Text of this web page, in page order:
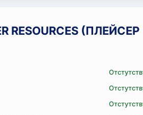
RESOURCES (ПЛЕЙСЕР